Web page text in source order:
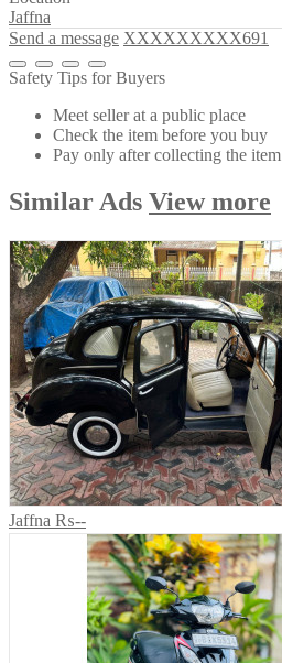
Jaffna
Send a message XXXXXXXXX691
Safety Tips for Buyers
Meet seller at a public place
Check the item before you buy
Pay only after collecting the item
Similar Ads View more
Jaffna ₨--